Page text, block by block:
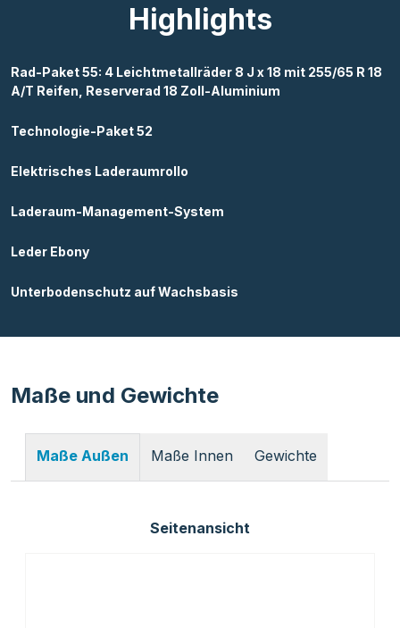
Highlights
Rad-Paket 55: 4 Leichtmetallräder 8 J x 18 mit 255/65 R 18
A/T Reifen, Reserverad 18 Zoll-Aluminium
Technologie-Paket 52
Elektrisches Laderaumrollo
Laderaum-Management-System
Leder Ebony
Unterbodenschutz auf Wachsbasis
Maße und Gewichte
Maße Außen Maße Innen Gewichte
Seitenansicht